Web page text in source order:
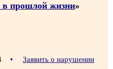
прошлой жизни»
• Заявить о нарушении